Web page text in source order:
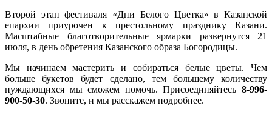
Второй этап фестиваля «Дни Белого Цветка» в Казанской
епархии приурочен к престольному празднику Казани.
Масштабные благотворительные ярмарки развернутся 21
июля, в день обретения Казанского образа Богородицы.
Мы начинаем мастерить и собираться белые цветы. Чем
больше букетов будет сделано, тем большему количеству
нуждающихся мы сможем помочь. Присоединяйтесь 8-996-
900-50-30. Звоните, и мы расскажем подробнее.